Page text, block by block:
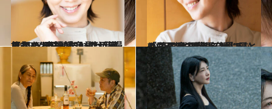
2025.5.30
【初めから読む】渡辺満里奈 （54）「50代は我慢しないと決めていた」家族への“不機嫌宣言”が起こした“変化”
カルチャー 2025.5.30
「“何でもできる親”でなくなる母を間近に見ると…」渡辺満里奈が“母との同居”に思うこと
カルチャー